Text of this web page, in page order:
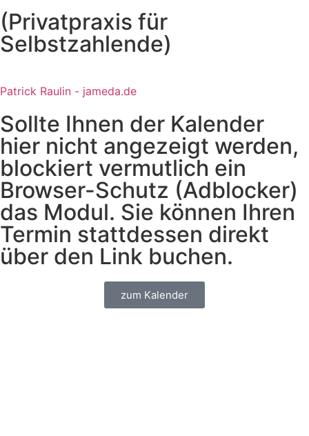
(Privatpraxis für
Selbstzahlende)
Patrick Raulin - jameda.de
Sollte Ihnen der Kalender
hier nicht angezeigt werden,
blockiert vermutlich ein
Browser-Schutz (Adblocker)
das Modul. Sie können Ihren
Termin stattdessen direkt
über den Link buchen.
zum Kalender